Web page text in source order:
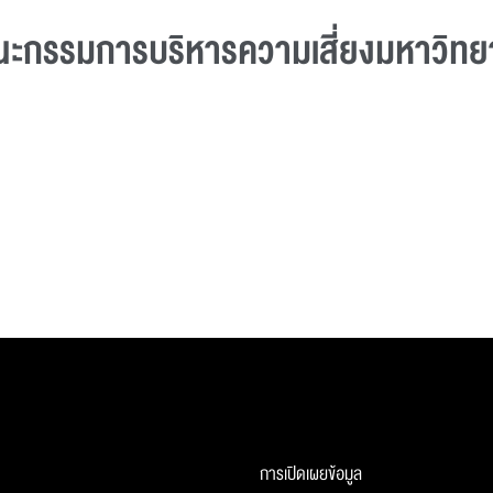
กรรมการบริหารความเสี่ยงมหาวิท
การเปิดเผยข้อมูล